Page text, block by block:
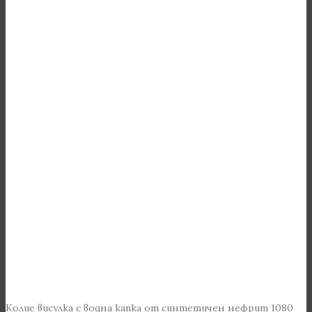
Колие висулка с водна капка от синтетичен нефрит 1080